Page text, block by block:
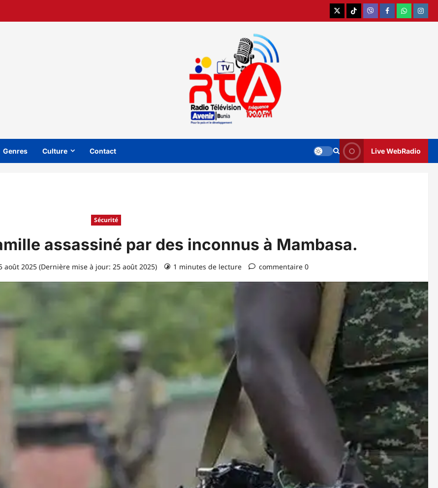
X TikTokViber FacebookWhatsApp
Genres Culture Contact Live WebRadio
Sécurité
assassiné par des inconnus à Mambasa.
août 2025 (Dernière mise à jour: 25 août 2025) 1 minutes de lecture commentaire 0